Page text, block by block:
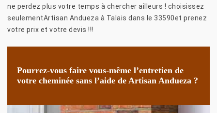
ne perdez plus votre temps à chercher ailleurs ! choisissez
seulementArtisan Andueza à Talais dans le 33590et prenez
votre prix et votre devis !!!
Pourrez-vous faire vous-même l’entretien de
votre cheminée sans l’aide de Artisan Andueza ?